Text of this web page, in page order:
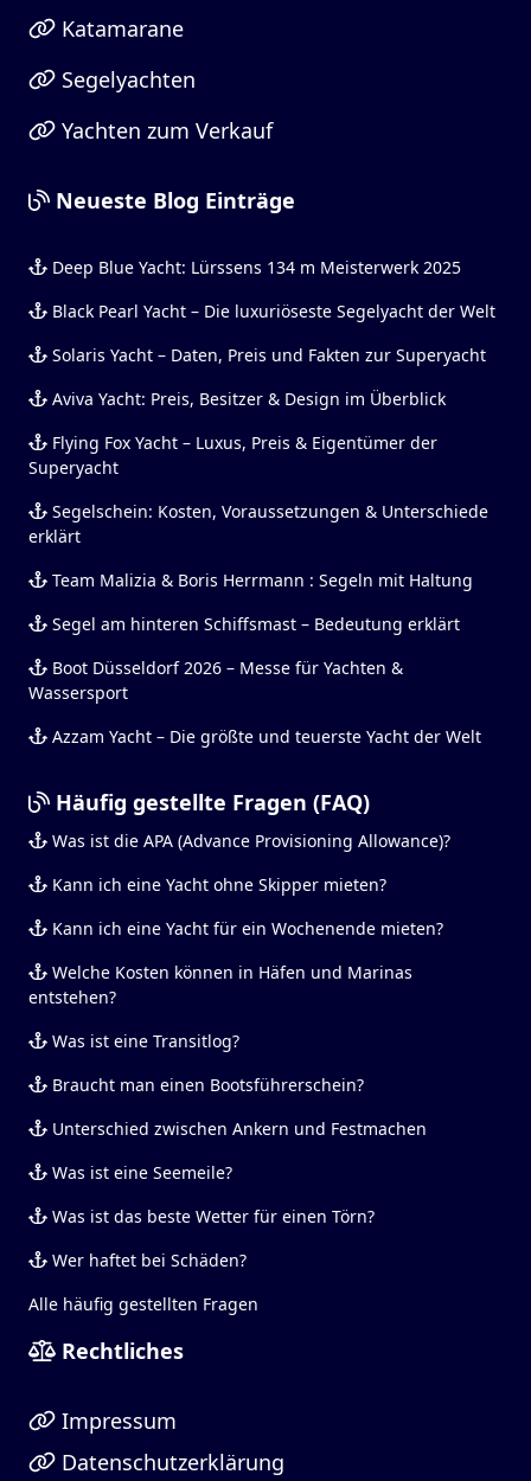
Katamarane
Segelyachten
Yachten zum Verkauf
Neueste Blog Einträge
Deep Blue Yacht: Lürssens 134 m Meisterwerk 2025
Black Pearl Yacht – Die luxuriöseste Segelyacht der Welt
Solaris Yacht – Daten, Preis und Fakten zur Superyacht
Aviva Yacht: Preis, Besitzer & Design im Überblick
Flying Fox Yacht – Luxus, Preis & Eigentümer der
Superyacht
Segelschein: Kosten, Voraussetzungen & Unterschiede
erklärt
Team Malizia & Boris Herrmann : Segeln mit Haltung
Segel am hinteren Schiffsmast – Bedeutung erklärt
Boot Düsseldorf 2026 – Messe für Yachten &
Wassersport
Azzam Yacht – Die größte und teuerste Yacht der Welt
Häufig gestellte Fragen (FAQ)
Was ist die APA (Advance Provisioning Allowance)?
Kann ich eine Yacht ohne Skipper mieten?
Kann ich eine Yacht für ein Wochenende mieten?
Welche Kosten können in Häfen und Marinas
entstehen?
Was ist eine Transitlog?
Braucht man einen Bootsführerschein?
Unterschied zwischen Ankern und Festmachen
Was ist eine Seemeile?
Was ist das beste Wetter für einen Törn?
Wer haftet bei Schäden?
Alle häufig gestellten Fragen
Rechtliches
Impressum
Datenschutzerklärung